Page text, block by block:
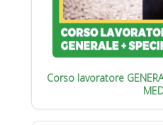
Corso lavoratore